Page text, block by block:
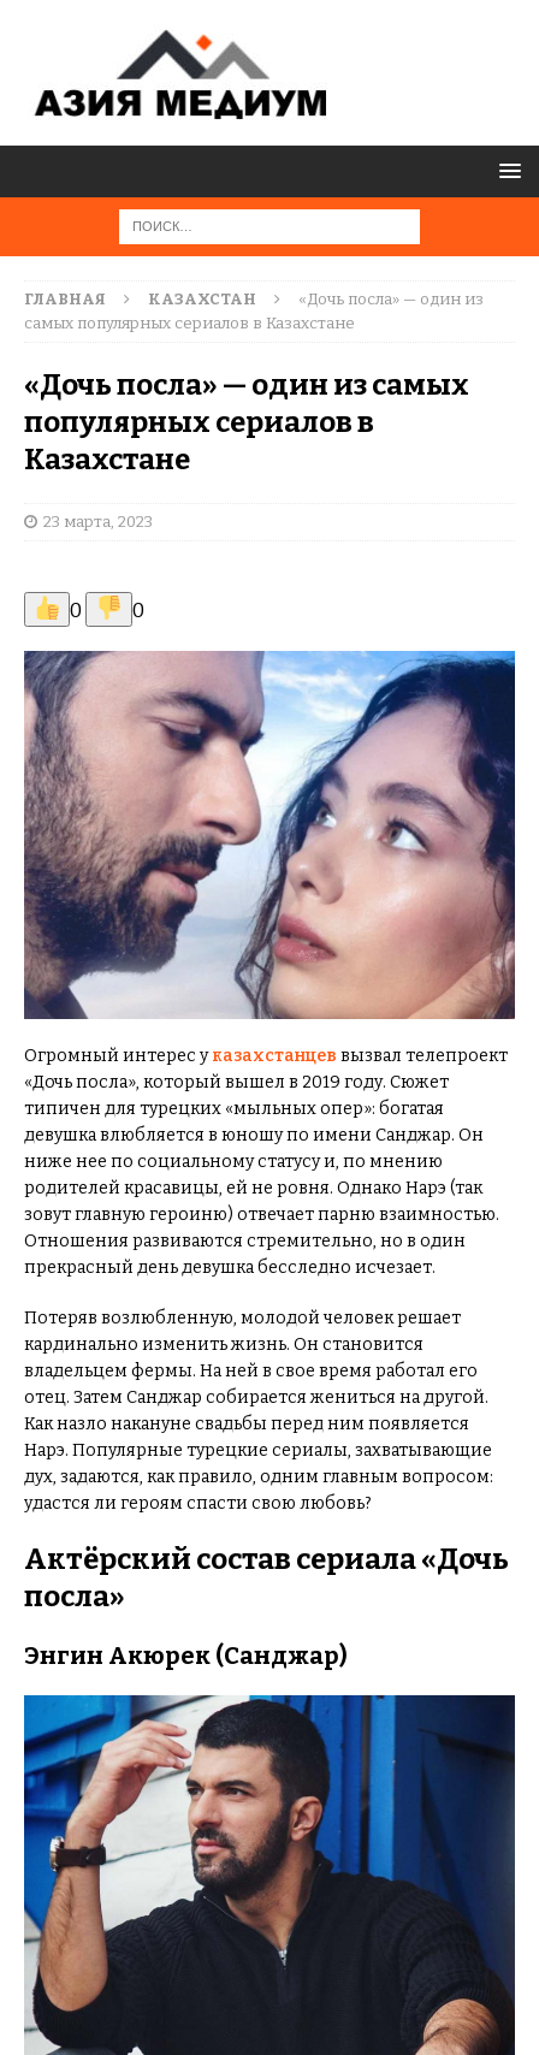
ГЛАВНАЯ КАЗАХСТАН
«Дочь посла» — один из
самых популярных сериалов в Казахстане
«Дочь посла» — один из самых
популярных сериалов в
Казахстане
23 марта, 2023
0 0
Огромный интерес указахстанцев вызвал телепроект
«Дочь посла», который вышел в 2019 году. Сюжет
типичен для турецких «мыльных опер»: богатая
девушка влюбляется в юношу по имени Санджар. Он
ниже нее по социальному статусу и, по мнению
родителей красавицы, ей не ровня. Однако Нарэ (так
зовут главную героиню) отвечает парню взаимностью.
Отношения развиваются стремительно, но в один
прекрасный день девушка бесследно исчезает.
Потеряв возлюбленную, молодой человек решает
кардинально изменить жизнь. Он становится
владельцем фермы. На ней в свое время работал его
отец. Затем Санджар собирается жениться на другой.
Как назло накануне свадьбы перед ним появляется
Нарэ. Популярные турецкие сериалы, захватывающие
дух, задаются, как правило, одним главным вопросом:
удастся ли героям спасти свою любовь?
Актёрский состав сериала «Дочь
посла»
Энгин Акюрек (Санджар)